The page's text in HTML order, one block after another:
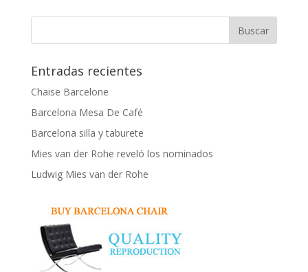
Entradas recientes
Chaise Barcelone
Barcelona Mesa De Café
Barcelona silla y taburete
Mies van der Rohe reveló los nominados
Ludwig Mies van der Rohe